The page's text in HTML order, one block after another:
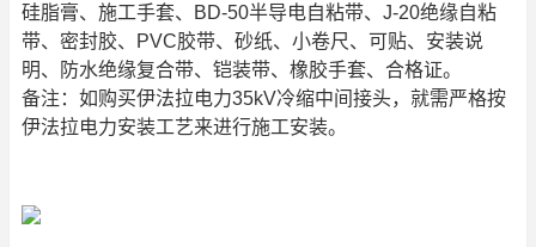
硅脂膏、施工手套、BD-50半导电自粘带、J-20绝缘自粘
带、密封胶、PVC胶带、砂纸、小卷尺、可贴、安装说
明、防水绝缘复合带、铠装带、橡胶手套、合格证。
备注：如购买伊法拉电力35kV冷缩中间接头，就需严格按
伊法拉电力安装工艺来进行施工安装。